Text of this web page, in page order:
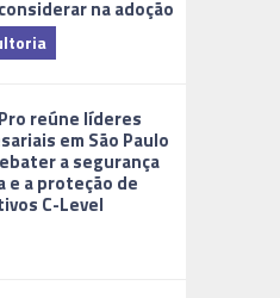
na adoção
reúne líderes
em São Paulo
a segurança
e a proteção de
C-Level